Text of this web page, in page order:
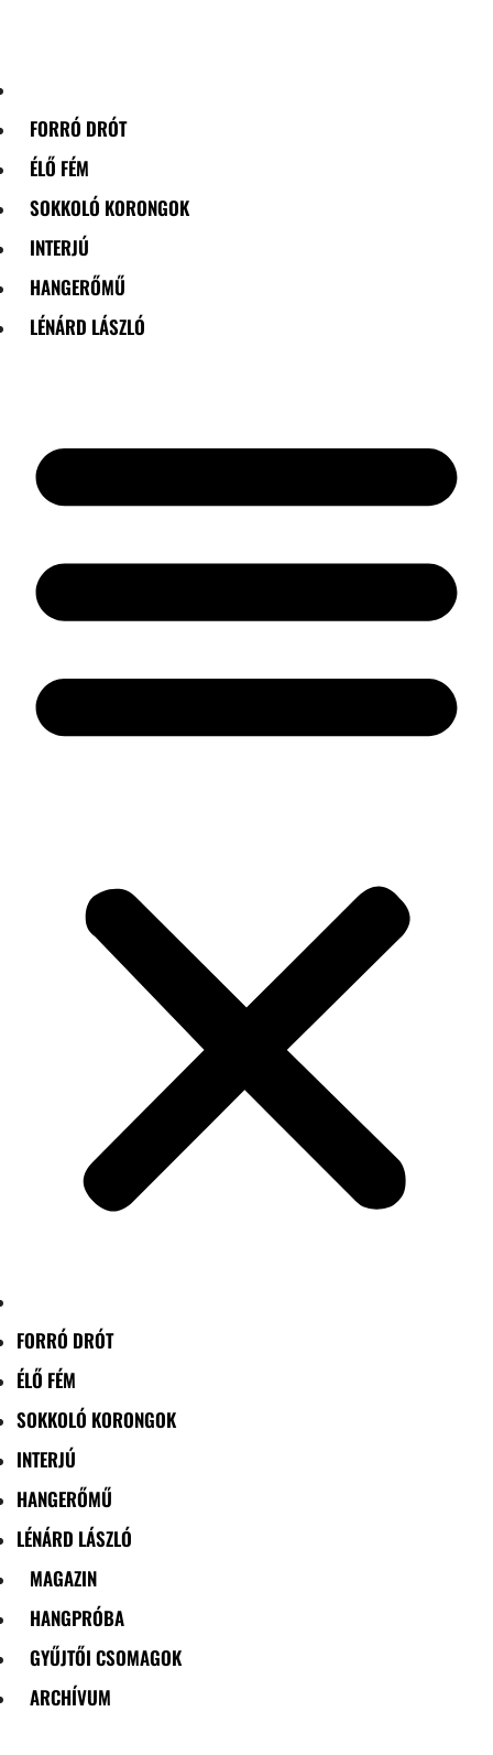
FORRÓ DRÓT
ÉLŐ FÉM
SOKKOLÓ KORONGOK
INTERJÚ
HANGERŐMŰ
LÉNÁRD LÁSZLÓ
FORRÓ DRÓT
ÉLŐ FÉM
SOKKOLÓ KORONGOK
INTERJÚ
HANGERŐMŰ
LÉNÁRD LÁSZLÓ
MAGAZIN
HANGPRÓBA
GYŰJTŐI CSOMAGOK
ARCHÍVUM